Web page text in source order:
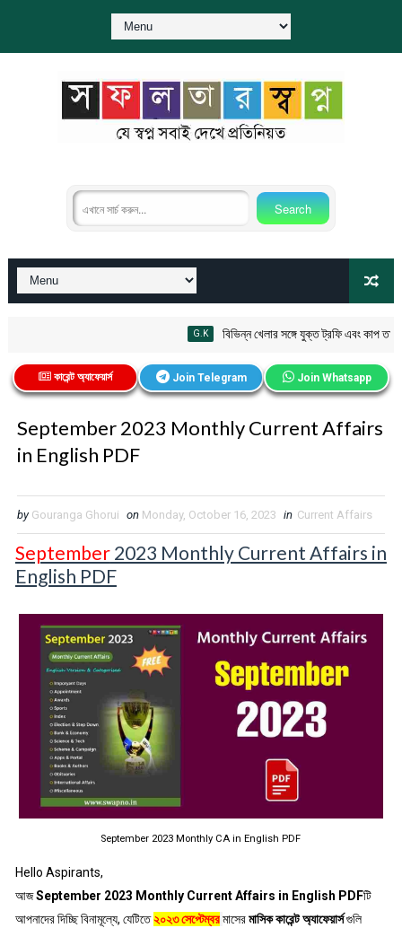
বিভিন্ন খেলার সঙ্গে যুক্ত ট্রফি এবং কাপ তালিকা
কারেন্ট অ্যাফেয়ার্স Join Telegram Join Whatsapp
September 2023 Monthly Current Affairs
in English PDF
by Gouranga Ghorui on Monday, October 16, 2023 in Current Affairs
September2023 Monthly Current Affairs in
English PDF
September 2023 Monthly CA in English PDF
Hello Aspirants,
আজSeptember 2023 Monthly Current Affairs in English PDFটি
আপনাদের দিচ্ছি বিনামূল্যে, যেটিতে২০২৩ সেপ্টেম্বরমাসেরমাসিক কারেন্ট অ্যাফেয়ার্সগুলি